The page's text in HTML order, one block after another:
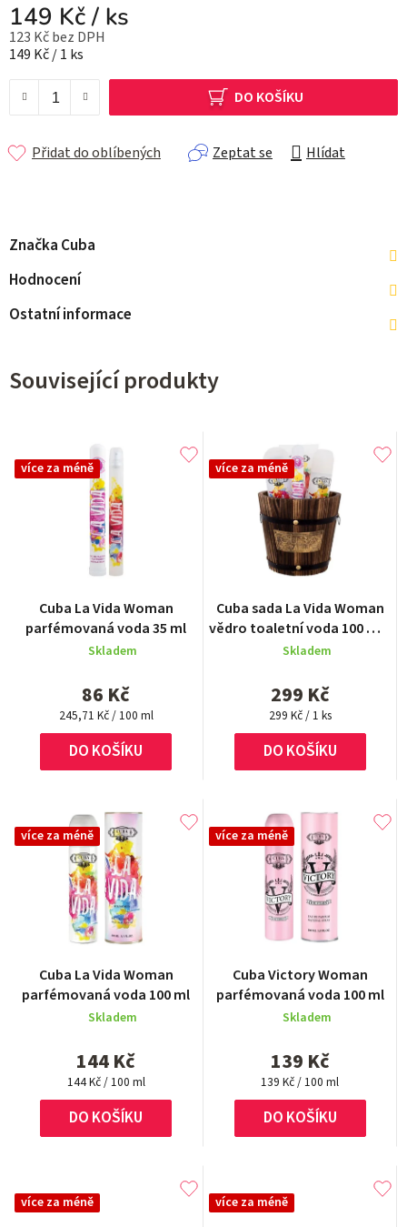
149 Kč/ ks
123 Kč bez DPH
Měrná cena:
149 Kč / 1 ks
DO KOŠÍKU
Zeptat se Hlídat
Přidat do oblíbených
Značka Cuba
Hodnocení
Ostatní informace
Související produkty
více za méně
Cuba La Vida Woman
parfémovaná voda 35 ml
Skladem
86 Kč
Měrná
cena:
245,71 Kč / 100 ml
DO KOŠÍKU
více za méně
Cuba sada La Vida Woman
vědro toaletní voda 100 ml /
deo 200ml / bodylotion /
Skladem
299 Kč
Měrná
cena:
299 Kč / 1 ks
DO KOŠÍKU
více za méně
Cuba La Vida Woman
parfémovaná voda 100 ml
Skladem
144 Kč
Měrná
cena:
144 Kč / 100 ml
DO KOŠÍKU
více za méně
Cuba Victory Woman
parfémovaná voda 100 ml
Skladem
139 Kč
Měrná
cena:
139 Kč / 100 ml
DO KOŠÍKU
více za méně více za méně